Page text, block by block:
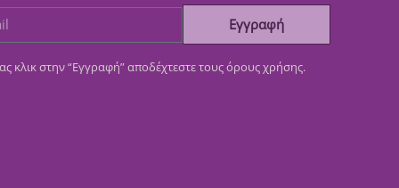
Εγγραφή
κλικ στην “Εγγραφή” αποδέχτεστε τους όρους χρήσης.